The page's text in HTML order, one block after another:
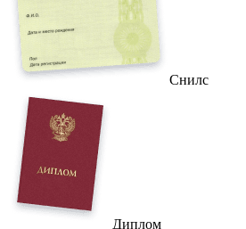
Снилс
Диплом